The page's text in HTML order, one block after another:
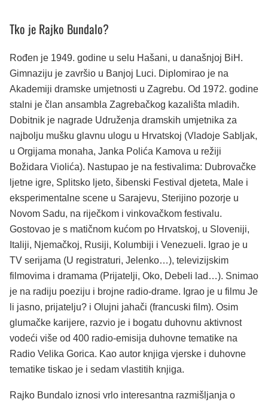
Tko je Rajko Bundalo?
Rođen je 1949. godine u selu Hašani, u današnjoj BiH.
Gimnaziju je završio u Banjoj Luci. Diplomirao je na
Akademiji dramske umjetnosti u Zagrebu. Od 1972. godine
stalni je član ansambla Zagrebačkog kazališta mladih.
Dobitnik je nagrade Udruženja dramskih umjetnika za
najbolju mušku glavnu ulogu u Hrvatskoj (Vladoje Sabljak,
u Orgijama monaha, Janka Polića Kamova u režiji
Božidara Violića). Nastupao je na festivalima: Dubrovačke
ljetne igre, Splitsko ljeto, šibenski Festival djeteta, Male i
eksperimentalne scene u Sarajevu, Sterijino pozorje u
Novom Sadu, na riječkom i vinkovačkom festivalu.
Gostovao je s matičnom kućom po Hrvatskoj, u Sloveniji,
Italiji, Njemačkoj, Rusiji, Kolumbiji i Venezueli. Igrao je u
TV serijama (U registraturi, Jelenko…), televizijskim
filmovima i dramama (Prijatelji, Oko, Debeli lad…). Snimao
je na radiju poeziju i brojne radio-drame. Igrao je u filmu Je
li jasno, prijatelju? i Olujni jahači (francuski film). Osim
glumačke karijere, razvio je i bogatu duhovnu aktivnost
vodeći više od 400 radio-emisija duhovne tematike na
Radio Velika Gorica. Kao autor knjiga vjerske i duhovne
tematike tiskao je i sedam vlastitih knjiga.
Rajko Bundalo iznosi vrlo interesantna razmišljanja o